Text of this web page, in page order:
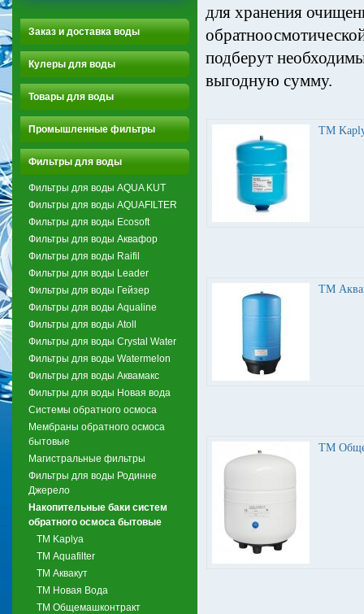
Заказ и доставка воды
Кулеры для воды
Товары для воды
Промышленные фильтры
Фильтры для воды
Фильтры для воды AQUA KUT
Фильтры для воды AQUAFILTER
Фильтры для воды Ecosoft
Фильтры для воды Аквафор
Фильтры для воды Raifil
Фильтры для воды Leader
Фильтры для воды Гейзер
Фильтры для воды Aqualine
Фильтры для воды Atoll
Фильтры для воды Crystal Water
Фильтры для воды Watermelon
Фильтры для воды Аквамакс
Фильтры для воды Новая вода
Системы обратного осмоса
Мембраны обратного осмоса
бытовые
Магистральные фильтры
Фильтры для воды Родинне
Джерело
Накопительные баки систем
обратного осмоса бытовые
TM Kaplya
ТМ Aquafilter
ТМ Аквакут
ТМ Новая Вода
ТМ Общемашконтракт
для хранения
подберут
выгодную сумму.
TM
ТМ
ТМ